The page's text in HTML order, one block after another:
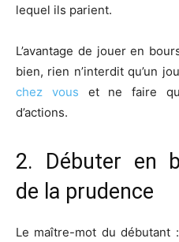
lequel ils parient.
L’avantage de jouer en
bien, rien n’interdit qu’un
chez vous et ne faire
d’actions.
2. Débuter en
de la prudence
Le maître-mot du débutant